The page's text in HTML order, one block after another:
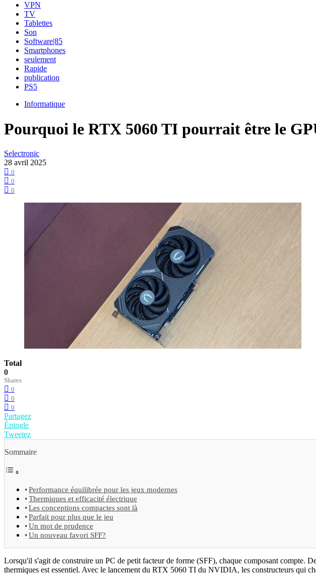
VPN
TV
Tablettes
Son
Software|85
Smartphones
seulement
Rapide
publication
PS5
Informatique
Pourquoi le RTX 5060 TI pourrait être le
Selectronic
28 avril 2025
0
0
0
Total
0
Shares
0
0
0
Partagez
Épingle
Tweetez
Sommaire
Performance équilibrée pour les jeux modernes
Thermiques et efficacité électrique
Les conceptions compactes sont là
Parfait pour plus que le jeu
Un mot de prudence
Un nouveau favori SFF?
Lorsqu'il s'agit de construire un PC de petit facteur de forme (SFF), chaque composant compte.
thermiques est essentiel. Avec le lancement du RTX 5060 TI du NVIDIA, les constructeurs qui